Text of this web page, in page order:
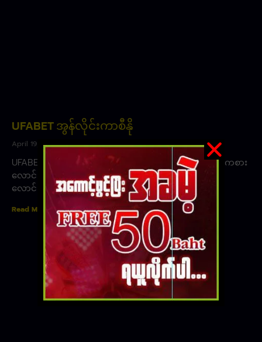
UFABET အွန်လိုင်းကာစီနို
April 19, 2023
UFABET အွန်လိုင်းကာစီနို ၊ အွန်လိုင်းကာစီနိုများတွင် အားကစား
လောင်းကစားသည် ယနေ့ခေတ်တွင် ရေပန်းအစားဆုံး
လောင်းကစားဖြစ်သည် ။ ပါဝင်လောင်းကစားပြုနိုင်သော
Read More »